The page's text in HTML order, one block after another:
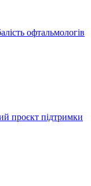
офтальмологів
проєкт підтримки